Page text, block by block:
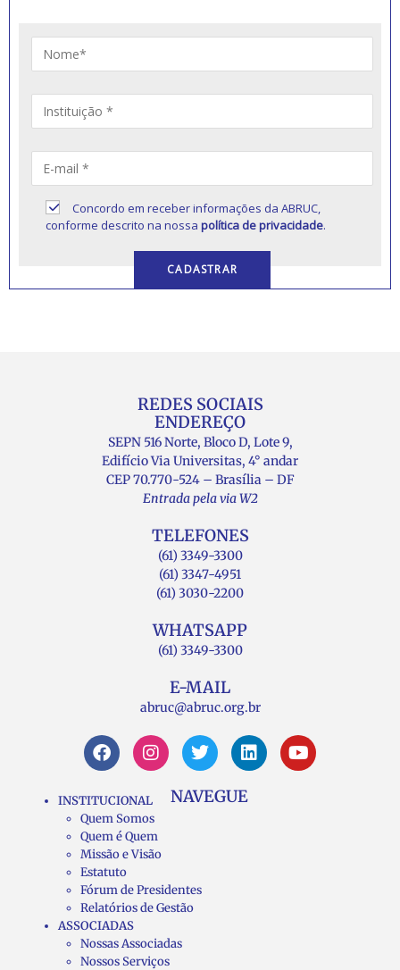
Concordo em receber informações da ABRUC,
conforme descrito na nossapolítica de privacidade.
REDES SOCIAIS
ENDEREÇO
SEPN 516 Norte, Bloco D, Lote 9,
Edifício Via Universitas, 4° andar
CEP 70.770-524 – Brasília – DF
Entrada pela via W2
TELEFONES
(61) 3349-3300
(61) 3347-4951
(61) 3030-2200
WHATSAPP
(61) 3349-3300
E-MAIL
abruc@abruc.org.br
NAVEGUE
INSTITUCIONAL
Quem Somos
Quem é Quem
Missão e Visão
Estatuto
Fórum de Presidentes
Relatórios de Gestão
ASSOCIADAS
Nossas Associadas
Nossos Serviços